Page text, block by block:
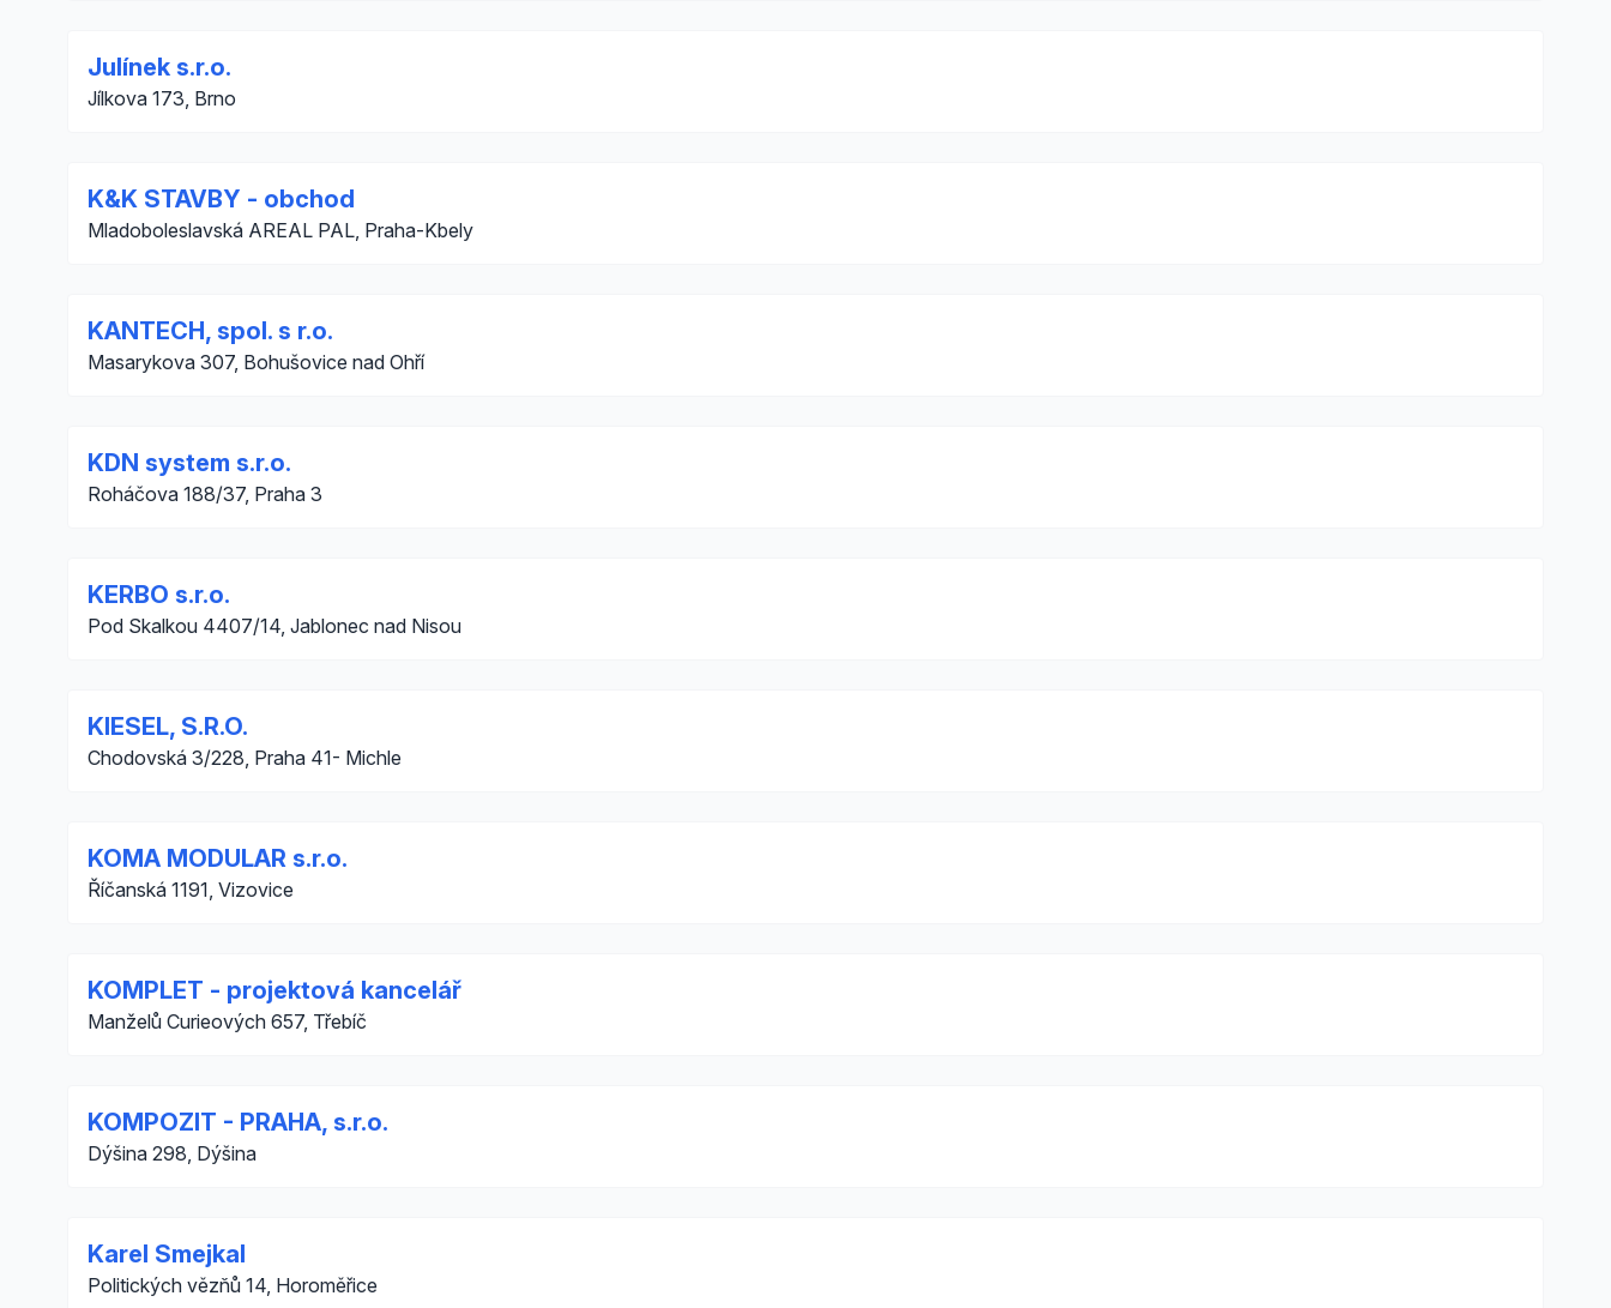
Julínek s.r.o.
Jílkova 173, Brno
K&K STAVBY - obchod
Mladoboleslavská AREAL PAL, Praha-Kbely
KANTECH, spol. s r.o.
Masarykova 307, Bohušovice nad Ohří
KDN system s.r.o.
Roháčova 188/37, Praha 3
KERBO s.r.o.
Pod Skalkou 4407/14, Jablonec nad Nisou
KIESEL, S.R.O.
Chodovská 3/228, Praha 41- Michle
KOMA MODULAR s.r.o.
Říčanská 1191, Vizovice
KOMPLET - projektová kancelář
Manželů Curieových 657, Třebíč
KOMPOZIT - PRAHA, s.r.o.
Dýšina 298, Dýšina
Karel Smejkal
Politických vězňů 14, Horoměřice